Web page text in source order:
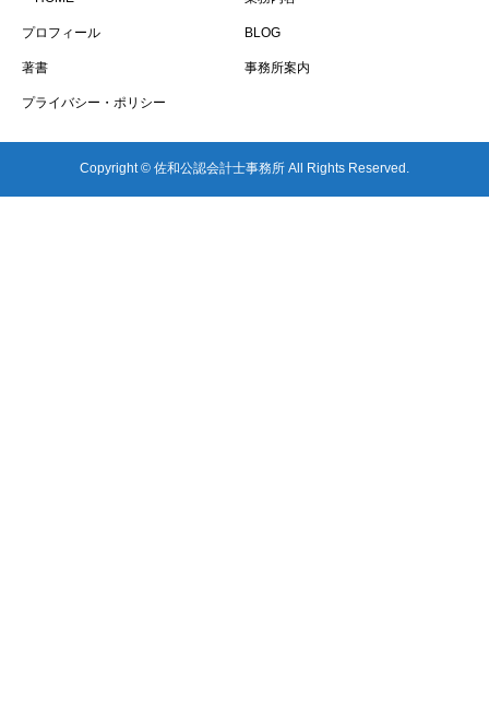
プロフィール BLOG
著書 事務所案内
プライバシー・ポリシー
Copyright © 佐和公認会計士事務所 All Rights Reserved.